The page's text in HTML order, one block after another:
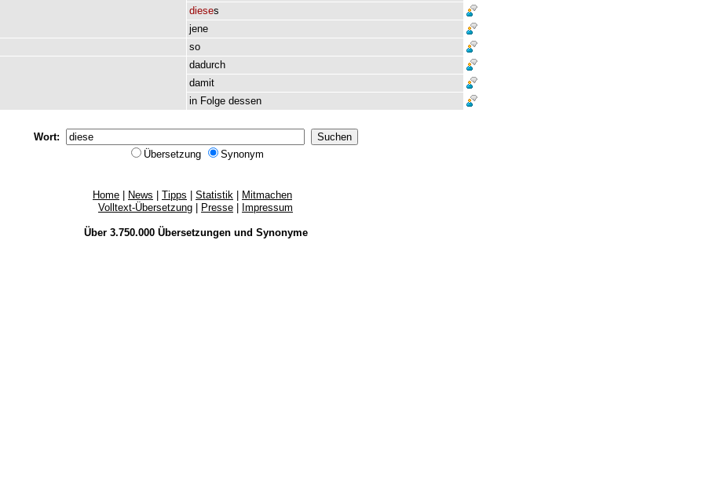
dieses
jene
so
dadurch
damit
in Folge dessen
Wort:
Übersetzung
Synonym
Home News Tipps Statistik
Mitmachen
Volltext-Übersetzung
Presse Impressum
Über 3.750.000 Übersetzungenund Synonyme